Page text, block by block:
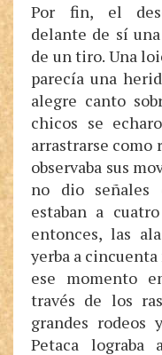
Por fin, el
delante de sí
de un tiro. Una
parecía una
alegre canto
chicos se
arrastrarse como
observaba sus
no dio señales
estaban a
entonces, las
yerba a
ese momento
través de los
grandes rodeos
Petaca lograba